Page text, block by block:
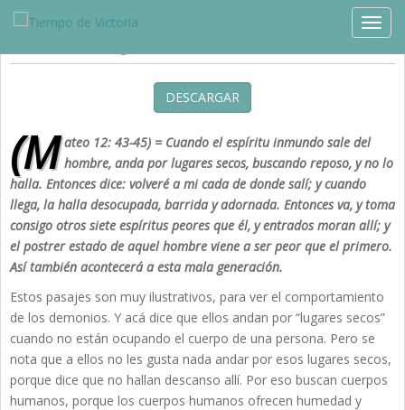
Estudios »
DESCARGAR
(M ateo 12: 43-45) = Cuando el espíritu inmundo sale del
hombre, anda por lugares secos, buscando reposo, y no lo
halla. Entonces dice: volveré a mi cada de donde salí; y cuando
llega, la halla desocupada, barrida y adornada. Entonces va, y toma
consigo otros siete espíritus peores que él, y entrados moran allí; y
el postrer estado de aquel hombre viene a ser peor que el primero.
Así también acontecerá a esta mala generación.
Estos pasajes son muy ilustrativos, para ver el comportamiento
de los demonios. Y acá dice que ellos andan por “lugares secos”
cuando no están ocupando el cuerpo de una persona. Pero se
nota que a ellos no les gusta nada andar por esos lugares secos,
porque dice que no hallan descanso allí. Por eso buscan cuerpos
humanos, porque los cuerpos humanos ofrecen humedad y